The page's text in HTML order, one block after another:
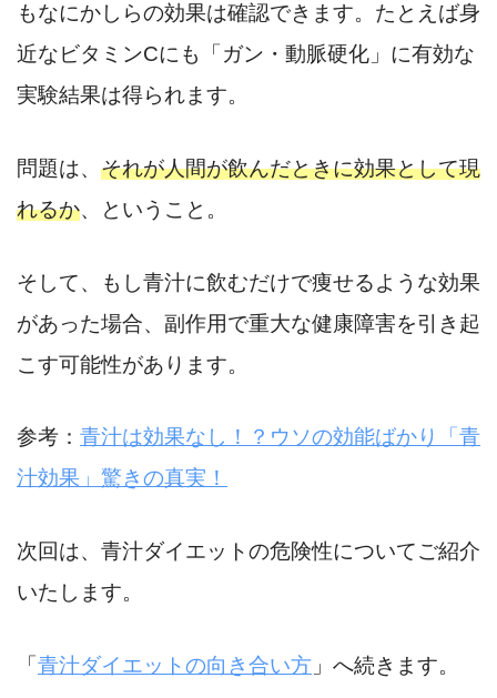
もなにかしらの効果は確認できます。たとえば身
近なビタミンCにも「ガン・動脈硬化」に有効な
実験結果は得られます。
問題は、 それが人間が飲んだときに効果として現
れるか、ということ。
そして、もし青汁に飲むだけで痩せるような効果
があった場合、副作用で重大な健康障害を引き起
こす可能性があります。
参考： 青汁は効果なし！？ウソの効能ばかり「青
汁効果」驚きの真実！
次回は、青汁ダイエットの危険性についてご紹介
いたします。
「 青汁ダイエットの向き合い方 」へ続きます。